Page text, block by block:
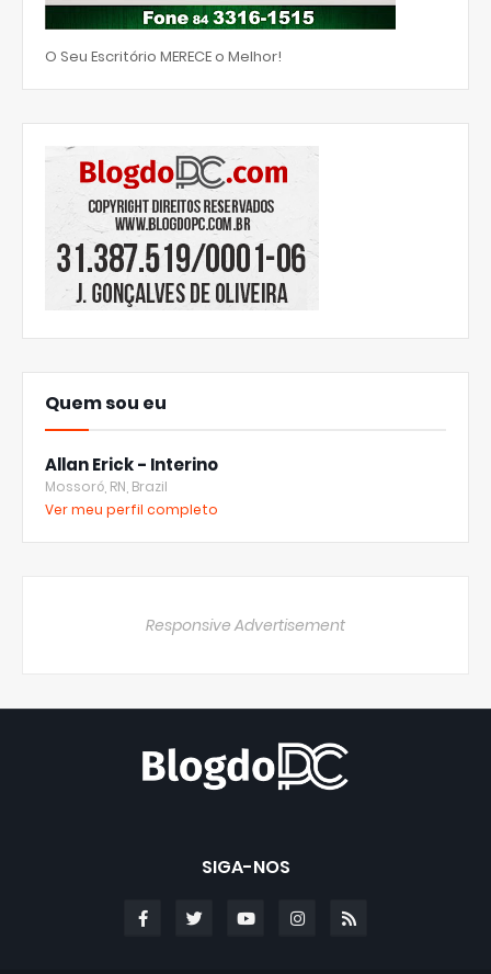
O Seu Escritório MERECE o Melhor!
Quem sou eu
Allan Erick - Interino
Mossoró, RN, Brazil
Ver meu perfil completo
Responsive Advertisement
SIGA-NOS